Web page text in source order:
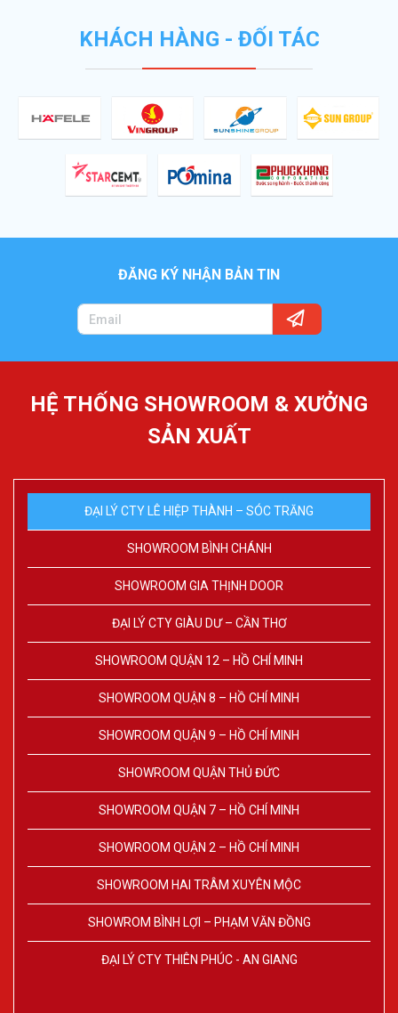
KHÁCH HÀNG - ĐỐI TÁC
ĐĂNG KÝ NHẬN BẢN TIN
HỆ THỐNG SHOWROOM & XƯỞNG
SẢN XUẤT
ĐẠI LÝ CTY LÊ HIỆP THÀNH – SÓC TRĂNG
SHOWROOM BÌNH CHÁNH
SHOWROOM GIA THỊNH DOOR
ĐẠI LÝ CTY GIÀU DƯ – CẦN THƠ
SHOWROOM QUẬN 12 – HỒ CHÍ MINH
SHOWROOM QUẬN 8 – HỒ CHÍ MINH
SHOWROOM QUẬN 9 – HỒ CHÍ MINH
SHOWROOM QUẬN THỦ ĐỨC
SHOWROOM QUẬN 7 – HỒ CHÍ MINH
SHOWROOM QUẬN 2 – HỒ CHÍ MINH
SHOWROOM HAI TRÂM XUYÊN MỘC
SHOWROM BÌNH LỢI – PHẠM VĂN ĐỒNG
ĐẠI LÝ CTY THIÊN PHÚC - AN GIANG